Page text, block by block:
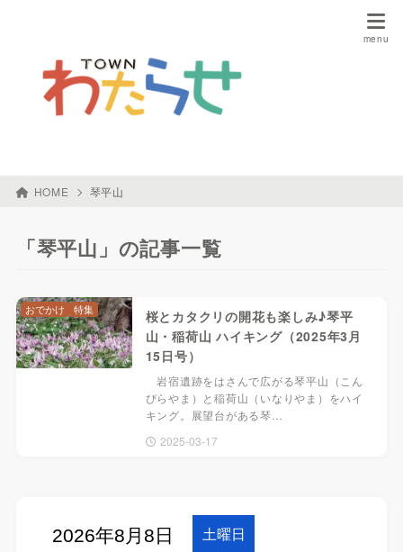
HOME 琴平山
「琴平山」の記事一覧
桜とカタクリの開花も楽しみ♪琴平
山・稲荷山 ハイキング（2025年3月
15日号）
岩宿遺跡をはさんで広がる琴平山（こん
ぴらやま）と稲荷山（いなりやま）をハイ
キング。展望台がある琴…
2025-03-17
おでかけ 特集